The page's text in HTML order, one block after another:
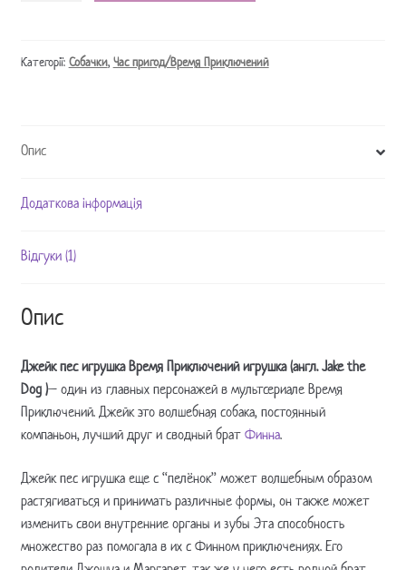
Пригод
игрушка
Приключений
the
кількість
Категорії: Собачки, Час пригод/Время Приключений
Опис
Додаткова інформація
Відгуки (1)
Опис
Джейк пес игрушка Время Приключений игрушка (англ. Jake the
Dog )– один из главных персонажей в мультсериале Время
Приключений. Джейк это волшебная собака, постоянный
компаньон, лучший друг и сводный брат Финна.
Джейк пес игрушка еще с “пелёнок” может волшебным образом
растягиваться и принимать различные формы, он также может
изменить свои внутренние органы и зубы Эта способность
множество раз помогала в их с Финном приключениях. Его